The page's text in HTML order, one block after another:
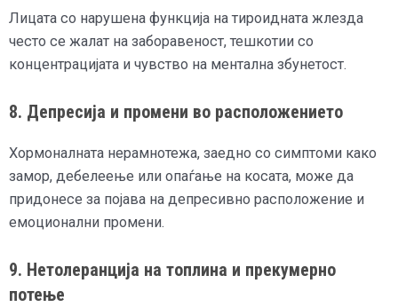
Лицата со нарушена функција на тироидната жлезда
често се жалат на заборавеност, тешкотии со
концентрацијата и чувство на ментална збунетост.
8. Депресија и промени во расположението
Хормоналната нерамнотежа, заедно со симптоми како
замор, дебелеење или опаѓање на косата, може да
придонесе за појава на депресивно расположение и
емоционални промени.
9. Нетолеранција на топлина и прекумерно
потење